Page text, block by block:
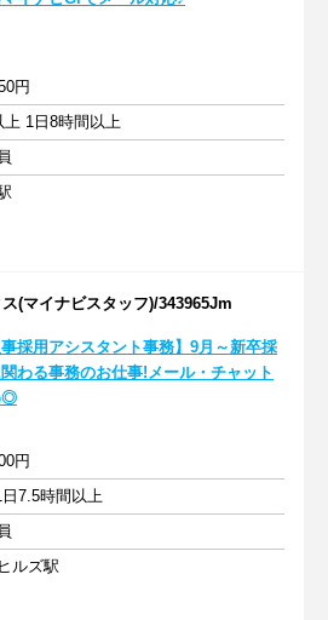
円
上 1日8時間以上
(マイナビスタッフ)/343965Jm
事採用アシスタント事務】9月～新卒採
わる事務のお仕事!メール・チャット
◎
円
7.5時間以上
ルズ駅